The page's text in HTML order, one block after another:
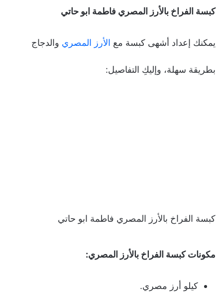
كبسة الفراخ بالأرز المصري فاطمة ابو حاتي
يمكنك إعداد أشهى كبسة مع الأرز المصري والدجاج
بطريقة سهلة، وإليكِ التفاصيل:
كبسة الفراخ بالأرز المصري فاطمة ابو حاتي
مكونات كبسة الفراخ بالأرز المصري:
كيلو أرز مصري.